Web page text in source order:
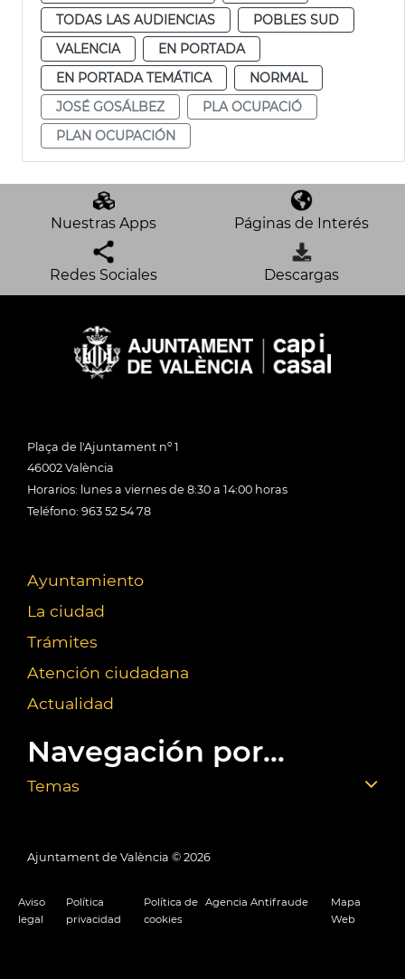
TODAS LAS AUDIENCIAS
POBLES SUD
VALENCIA
EN PORTADA
EN PORTADA TEMÁTICA
NORMAL
JOSÉ GOSÁLBEZ
PLA OCUPACIÓ
PLAN OCUPACIÓN
Nuestras Apps Páginas de Interés
Redes Sociales Descargas
Plaça de l'Ajuntament nº 1
46002 València
Horarios: lunes a viernes de 8:30 a 14:00 horas
Teléfono: 963 52 54 78
Ayuntamiento
La ciudad
Trámites
Atención ciudadana
Actualidad
Navegación por...
Temas
Ajuntament de València © 2026
Aviso
legal
Política
privacidad
Política de
cookies
Agencia Antifraude
Mapa
Web